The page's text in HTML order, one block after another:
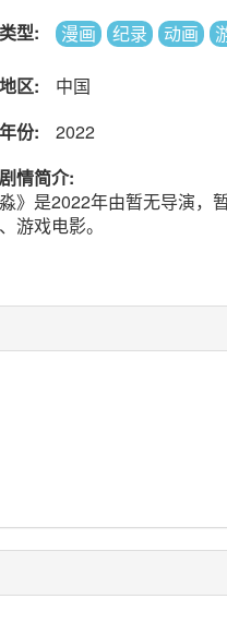
型:
漫画 纪录 动画
区:
中国
份:
2022
情简介:
淼》是2022年由暂无导演，
游戏电影。